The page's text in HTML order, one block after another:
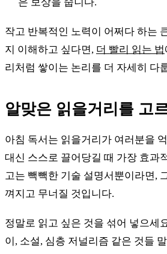
은 보상을 줍니다.
작고 반복적인 노력이 어쩌다 하는
지 이해하고 싶다면, 더 빨리 읽는 법
리처럼 쌓이는 논리를 더 자세히 다
알맞은 읽을거리를 고
아침 독서는 읽을거리가 여러분을
대신 스스로 끌어당길 때 가장 효과
고는 빽빽한 기술 설명서뿐이라면,
껴지고 무너질 것입니다.
정말로 읽고 싶은 것을 섞어 넣으세
이, 소설, 심층 저널리즘 같은 것들